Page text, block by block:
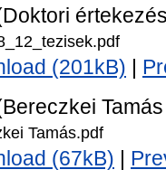
(201kB)
Tamás.pdf
(67kB)